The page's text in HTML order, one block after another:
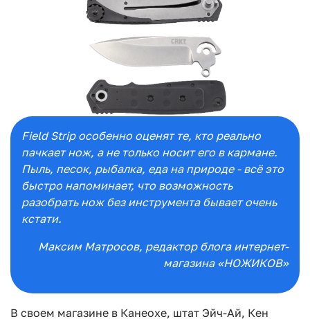
Field Strip особенно оценят те, кто реально
пачкает нож, а не только носит его в кармане.
Пыль, песок, рыбалка, еда на природе - всё это
быстро напоминает, что возможность
разобрать нож без инструмента бывает очень
кстати.
Максим Матросов, редактор блога интернет-
магазина «НОЖИКОВ»
В своем магазине в Канеохе, штат Эйч-Ай, Кен